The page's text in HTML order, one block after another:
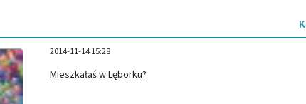
2014-11-14 15:28
Mieszkałaś w Lęborku?